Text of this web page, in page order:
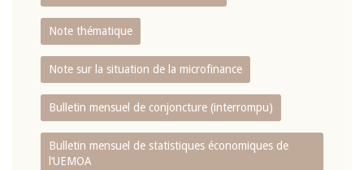
Note thématique
Note sur la situation de la microfinance
Bulletin mensuel de conjoncture (interrompu)
Bulletin mensuel de statistiques économiques de
l‘UEMOA